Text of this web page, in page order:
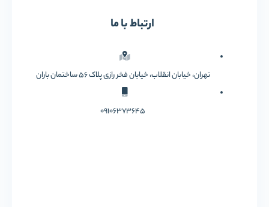
ارتباط با ما
تهران، خیابان انقلاب، خیابان فخر رازی پلاک 56 ساختمان باران